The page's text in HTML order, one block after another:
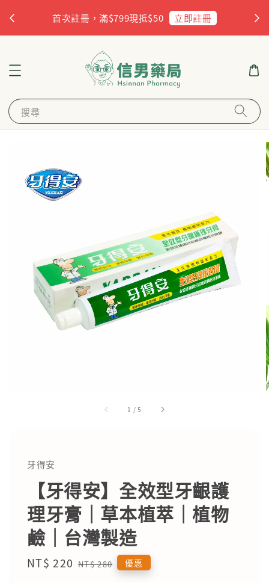
首次註冊，滿$799現抵$50 立即註冊
搜尋
1 /5
牙得安
【牙得安】全效型牙齦護
理牙膏｜草本植萃｜植物
鹼｜台灣製造
Sale
NT$ 220 Regular
NT$ 280 優惠